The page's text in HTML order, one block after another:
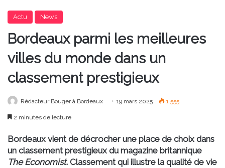
Actu News
Bordeaux parmi les meilleures
villes du monde dans un
classement prestigieux
Rédacteur Bouger à Bordeaux 19 mars 2025 1 555
2 minutes de lecture
Bordeaux vient de décrocher une place de choix dans
un classement prestigieux du magazine britannique
The Economist. Classement qui illustre la qualité de vie